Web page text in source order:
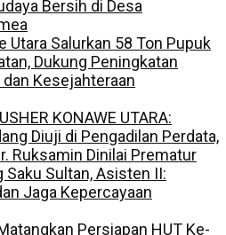
Bersih di Desa
Utara Salurkan 58 Ton Pupuk
Dukung Peningkatan
Kesejahteraan
KONAWE UTARA:
Diuji di Pengadilan Perdata,
Ruksamin Dinilai Prematur
Sultan, Asisten II:
Jaga Kepercayaan
Persiapan HUT Ke-